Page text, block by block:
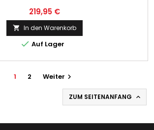
Preis
219,95 €
 In den Warenkorb
 Auf Lager
1 2 Weiter 
ZUM SEITENANFANG 